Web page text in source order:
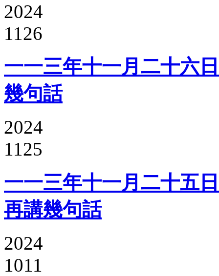
2024
1126
一一三年十一月二十六
幾句話
2024
1125
一一三年十一月二十五
再講幾句話
2024
1011